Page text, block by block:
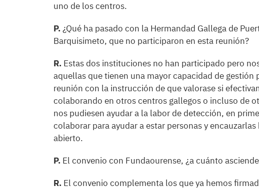
uno de los centros.
P. ¿Qué ha pasado con la Hermandad Gallega de
Barquisimeto, que no participaron en esta reunión?
R. Estas dos instituciones no han participado pero
aquellas que tienen una mayor capacidad de gestión
reunión con la instrucción de que valorase si
colaborando en otros centros gallegos o incluso de
nos pudiesen ayudar a la labor de detección, en
colaborar para ayudar a estar personas y
abierto.
P. El convenio con Fundaourense, ¿a cuánto
R. El convenio complementa los que ya hemos